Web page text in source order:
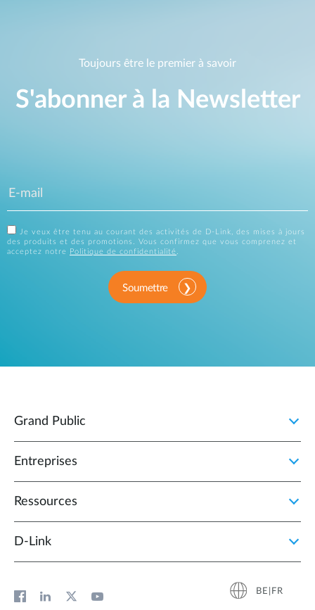
Toujours être le premier à savoir
S'abonner à la Newsletter
Je veux être tenu au courant des activités de D-Link, des mises à jours
des produits et des promotions. Vous confirmez que vous comprenez et
acceptez notre
Politique de confidentialité.
Soumettre
Grand Public
Entreprises
Ressources
D‑Link
BE|FR